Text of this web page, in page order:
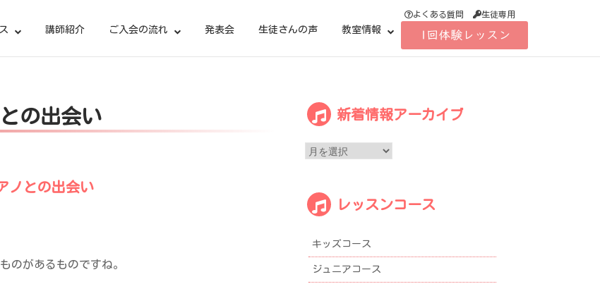
講師紹介 ご入会の流れ 発表会 生徒さんの声 教室情報
よくある質問 生徒専用
の出会い
ノとの出会い
のがあるものですね。
新着情報アーカイブ
レッスンコース
キッズコース
ジュニアコース